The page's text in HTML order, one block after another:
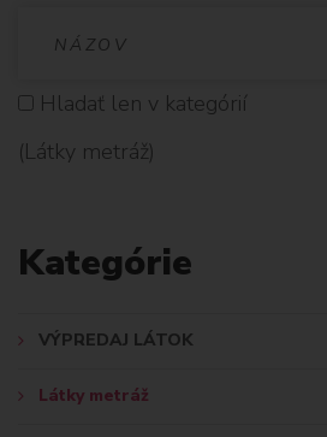
D
Hladať len v kategórií
(Látky metráž)
Kategórie
VÝPREDAJ LÁTOK
Látky metráž